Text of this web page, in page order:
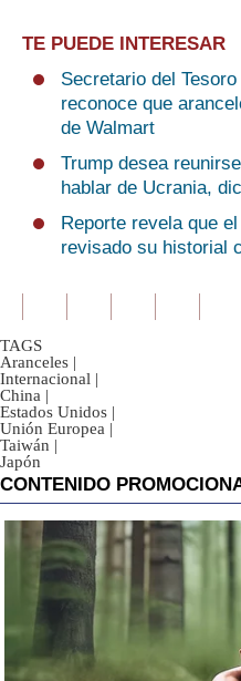
TE PUEDE INTERESAR
Secretario del
reconoce que
de Walmart
Trump desea
hablar de Ucrania,
Reporte revela que
revisado su historial
TAGS
Aranceles |
Internacional |
China |
Estados Unidos |
Unión Europea |
Taiwán |
Japón